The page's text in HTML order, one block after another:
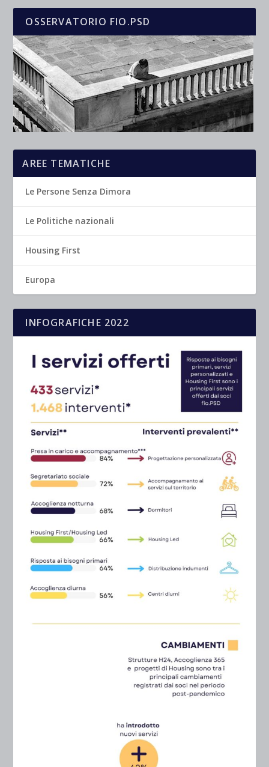
OSSERVATORIO FIO.PSD
AREE TEMATICHE
Le Persone Senza Dimora
Le Politiche nazionali
Housing First
Europa
INFOGRAFICHE 2022